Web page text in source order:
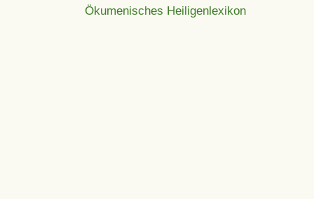
Ökumenisches Heiligenlexikon